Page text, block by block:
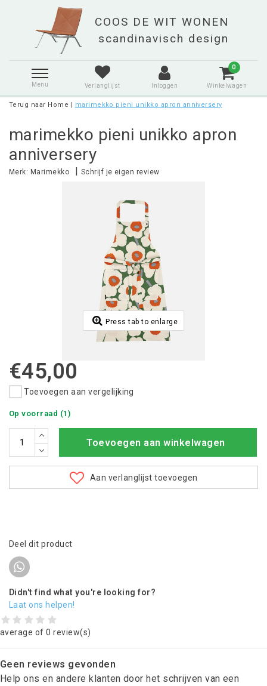
Menu Verlanglijst Inloggen
0
Winkelwagen
Terug naar Home | marimekko pieni unikko apron anniversery
marimekko pieni unikko apron
anniversery
Merk: Marimekko | Schrijf je eigen review
Press tab to enlarge
€45,00
Toevoegen aan vergelijking
Op voorraad (1)
Toevoegen aan winkelwagen
Aan verlanglijst toevoegen
Deel dit product
Didn't find what you're looking for?
Laat ons helpen!
average of 0 review(s)
Geen reviews gevonden
Help ons en andere klanten door het schrijven van een